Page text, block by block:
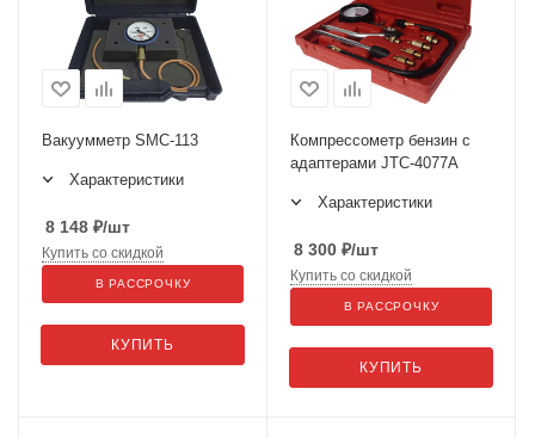
Вакуумметр SMC-113
Характеристики
8 148 ₽/шт
КУПИТЬ
Купить со скидкой
В РАССРОЧКУ
Компрессометр бензин с
адаптерами JTC-4077A
Характеристики
8 300 ₽/шт
КУПИТЬ
Купить со скидкой
В РАССРОЧКУ